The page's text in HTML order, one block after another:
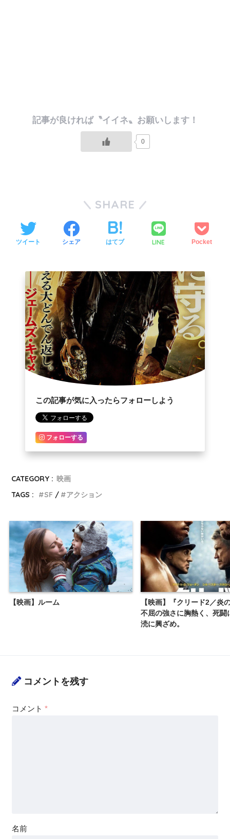
0
SHARE
ツイート シェア はてブ LINE Pocket
この記事が気に入ったらフォローしよう
フォローする
CATEGORY : 映画
TAGS :
SF アクション
【映画】ルーム
【映画】『クリード2／炎
不屈の強さに胸熱く、死闘
涜に興ざめ。
コメントを残す
コメント *
名前